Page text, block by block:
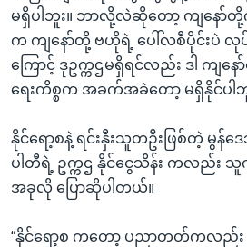
မရှိပါဘူး။ ဘာလို့လဲဆိုတော့ ကျနော်တို့က
က ကျနော်တို့ ဗဟိုရဲ့ ပေါ်လစီပိုင်းပဲ လု
ကြောင့် ဒုဥက္ကဌမရှိရင်လည်း ဒါ ကျနေ
ရေးကိစ္စက အခက်အခဲတော့ မရှိနိုင်ပါဘူး
နိုင်ရော့စနဲ့ ရင်းနှီးသူတဦးဖြစ်တဲ့ မွန်
ပါတီရဲ့ ဥက္ကဌ နိုင်ငွေသိန်း ကလည်း
အခုလို ပြောဆိုပါတယ်။
“နိုင်ရော့စ ကတော့ ပညာတတ်ကလည်